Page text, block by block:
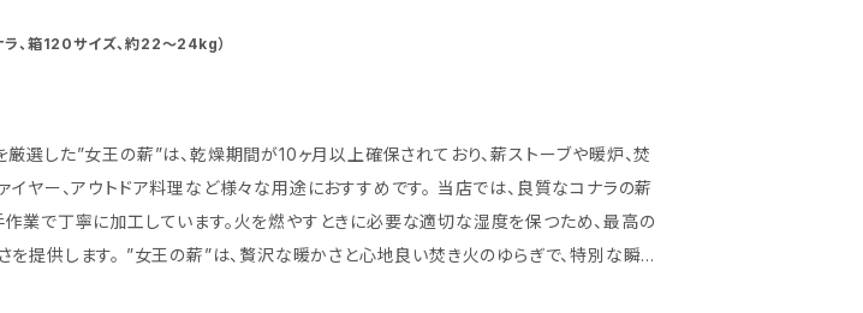
期間：10ヶ月以上 おすすめ用途：薪ストーブ、暖炉、焚火台、キャンプファイヤー、ア
ラ、箱120サイズ、約22～24kg）
選した”女王の薪”は、乾燥期間が10ヶ月以上確保されており、薪ストーブや暖炉、焚
、アウトドア料理など様々な用途におすすめです。 当店では、良質なコナラの薪
作業で丁寧に加工しています。火を燃やすときに必要な適切な湿度を保つため、最高の
暖かさと心地良い焚き火のゆらぎで、特別な瞬